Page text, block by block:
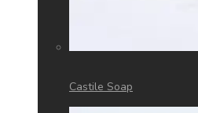
Castile Soap